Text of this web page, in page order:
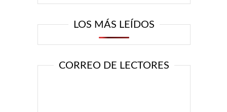
LOS MÁS LEÍDOS
CORREO DE LECTORES